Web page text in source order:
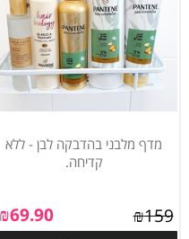
מדף מלבני בהדבקה לבן - ללא
קדיחה.
₪159
₪69.90